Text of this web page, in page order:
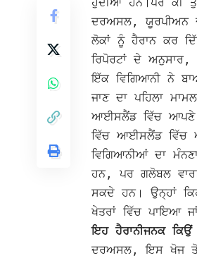
ਦਰਅਸਲ, ਯੂਰਪੀਅਨ
ਲੋਕਾਂ ਨੂੰ ਹੈਰਾਨ ਕਰ
ਰਿਪੋਰਟਾਂ ਦੇ
ਇੱਕ ਵਿਗਿਆਨੀ ਨੇ
ਜਾਣ ਦਾ ਪਹਿਲਾ
ਆਈਸਲੈਂਡ ਵਿੱਚ ਆਪਣੇ
ਵਿੱਚ ਆਈਸਲੈਂਡ ਵਿੱਚ
ਵਿਗਿਆਨੀਆਂ ਦਾ
ਹਨ, ਪਰ ਗਲੋਬਲ
ਸਕਦੇ ਹਨ। ਉਨ੍ਹਾਂ
ਖੇਤਰਾਂ ਵਿੱਚ ਪਾਇਆ
ਇਹ ਹੈਰਾਨੀਜਨਕ ਕਿਉਂ
ਦਰਅਸਲ, ਇਸ ਖੋਜ ਤੋਂ